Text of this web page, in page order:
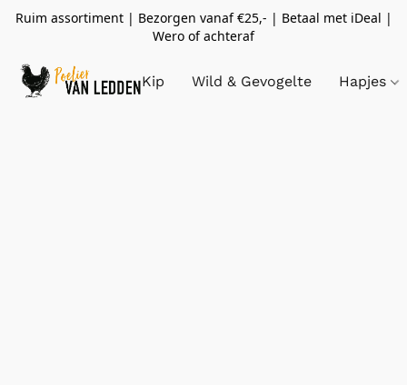
Ruim assortiment | Bezorgen vanaf €25,- | Betaal met iDeal |
Wero of achteraf
Kip Wild & Gevogelte Hapjes